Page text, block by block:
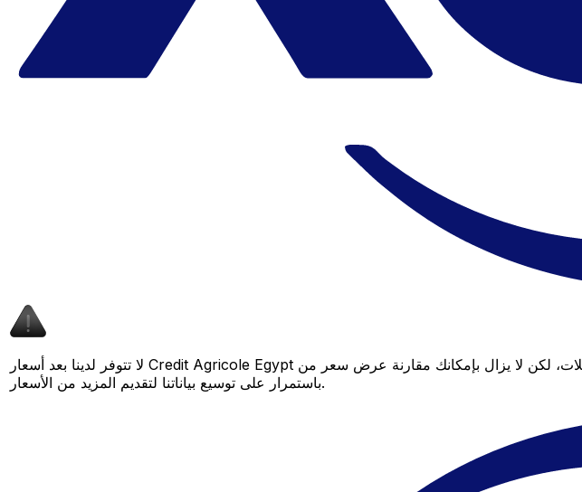
لا تتوفر لدينا بعد أسعار Credit Agricole Egypt لهذا الزوج من العملات، لكن لا يزال بإمكانك مقارنة عرض سعر من Credit Agricole Egypt بسعر Xe المباشر لمعرفة التوفير المحتمل. عد لاحقًا، فنحن نعمل
باستمرار على توسيع بياناتنا لتقديم المزيد من الأسعار.